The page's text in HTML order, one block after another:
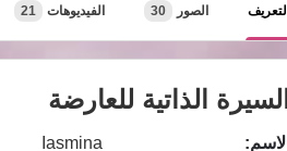
التعريف الصور 30 الفيديوهات 21
السيرة الذاتية للعارضة
الاسم:
Iasmina